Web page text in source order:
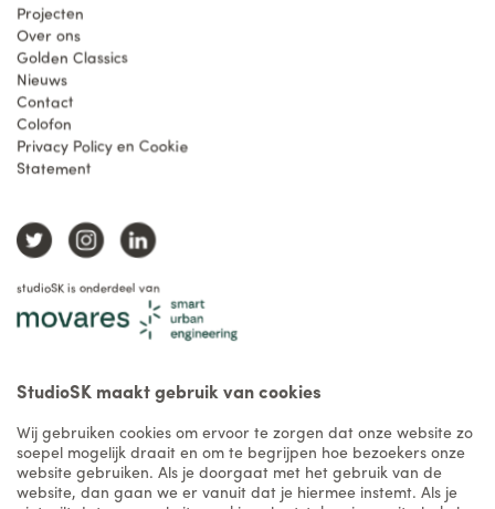
Projecten
Over ons
Golden Classics
Nieuws
Contact
Colofon
Privacy Policy en Cookie
Statement
studioSK is onderdeel van
StudioSK maakt gebruik van cookies
Wij gebruiken cookies om ervoor te zorgen dat onze website zo
soepel mogelijk draait en om te begrijpen hoe bezoekers onze
website gebruiken. Als je doorgaat met het gebruik van de
website, dan gaan we er vanuit dat je hiermee instemt. Als je